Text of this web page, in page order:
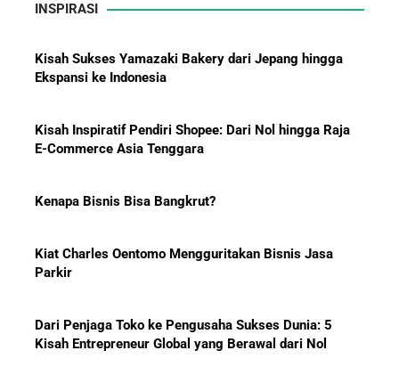
10 Bisnis yang Paling Diburu
Baliknya
Hadiah Piala Dunia 2026: Berapa
INSPIRASI
Kisah Sukses Yamazaki Bakery dari Jepang hingga
Ekspansi ke Indonesia
Kisah Inspiratif Pendiri Shopee: Dari Nol hingga Raja
E-Commerce Asia Tenggara
Kenapa Bisnis Bisa Bangkrut?
Kiat Charles Oentomo Mengguritakan Bisnis Jasa
Parkir
Dari Penjaga Toko ke Pengusaha Sukses Dunia: 5
Kisah Entrepreneur Global yang Berawal dari Nol